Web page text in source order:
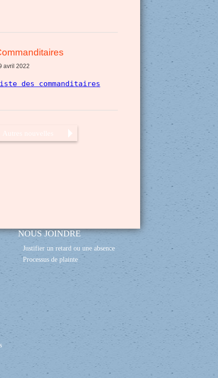
avril 2022
des commanditaires
Autres nouvelles
NOUS JOINDRE
Justifier un retard ou une absence
Processus de plainte